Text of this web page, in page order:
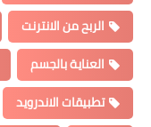
الربح من الانترنت
العناية بالجسم
تطبيقات الاندرويد